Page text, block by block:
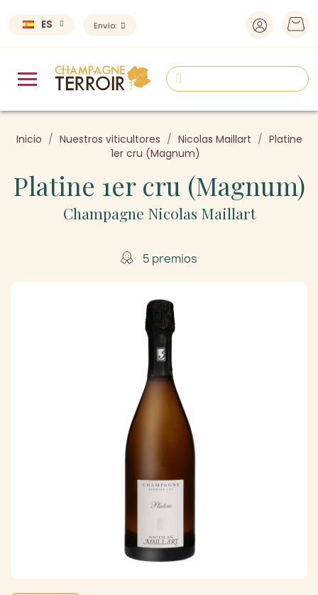
ES Envío:
Inicio Nuestros viticultores Nicolas Maillart
Platine
1er cru (Magnum)
Platine 1er cru (Magnum)
Champagne Nicolas Maillart
5 premios